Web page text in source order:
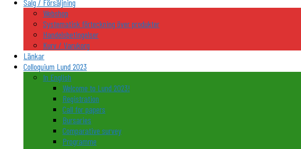
Salg / Försäljning
Webshop
Systematisk förteckning över produkter
Handelsbetingelser
Kurv / Varukorg
Länkar
Colloquium Lund 2023
In English
Welcome to Lund 2023!
Registration
Call for papers
Bursaries
Comparative survey
Programme